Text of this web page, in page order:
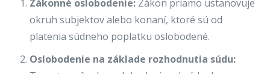
Zákonné oslobodenie: Zákon priamo ustanovuje
okruh subjektov alebo konaní, ktoré sú od
platenia súdneho poplatku oslobodené.
Oslobodenie na základe rozhodnutia súdu: